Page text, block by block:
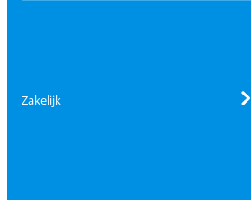
Zakelijk